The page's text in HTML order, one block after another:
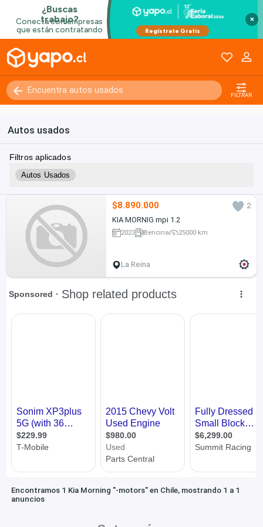
×
FILTRAR
Autos usados
Filtros aplicados
Autos Usados
$8.890.000
2
KIA MORNIG mpi 1.2
2023 Bencina 25000 km
La Reina
Encontramos 1 Kia Morning "-motors" en Chile, mostrando 1 a 1
anuncios